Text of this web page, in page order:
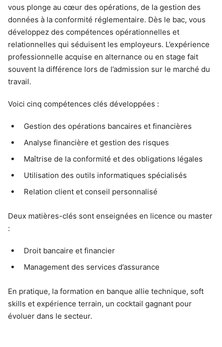
vous plonge au cœur des opérations, de la gestion des
données à la conformité réglementaire. Dès le bac, vous
développez des compétences opérationnelles et
relationnelles qui séduisent les employeurs. L’expérience
professionnelle acquise en alternance ou en stage fait
souvent la différence lors de l’admission sur le marché du
travail.
Voici cinq compétences clés développées :
Gestion des opérations bancaires et financières
Analyse financière et gestion des risques
Maîtrise de la conformité et des obligations légales
Utilisation des outils informatiques spécialisés
Relation client et conseil personnalisé
Deux matières-clés sont enseignées en licence ou master
:
Droit bancaire et financier
Management des services d’assurance
En pratique, la formation en banque allie technique, soft
skills et expérience terrain, un cocktail gagnant pour
évoluer dans le secteur.